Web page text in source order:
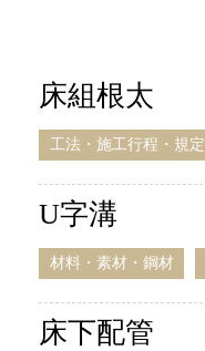
床組根太
工法・施工行程・規定
U字溝
材料・素材・鋼材
床下配管